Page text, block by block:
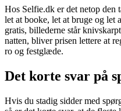
Hos Selfie.dk er det netop den
let at booke, let at bruge og let
gratis, billederne står
natten, bliver prisen lettere at
ro og festglæde.
Det korte svar på
Hvis du stadig sidder med